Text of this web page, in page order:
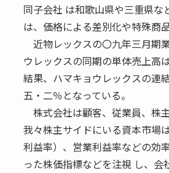
同子会社 は和歌山県や三重県
は、価格による差別化や特殊商
近物レックスの〇九年三月期
ウレックスの同期の単体売上高
結果、ハマキョウレックスの連
五・二％となっている。
株式会社は顧客、従業員、株
我々株主サイドにいる資本市場
利益率）、営業利益率などの効
った株価指標などを注視 し、会